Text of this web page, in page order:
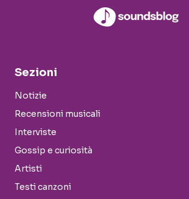
Sezioni
Notizie
Recensioni musicali
Interviste
Gossip e curiosità
Artisti
Testi canzoni